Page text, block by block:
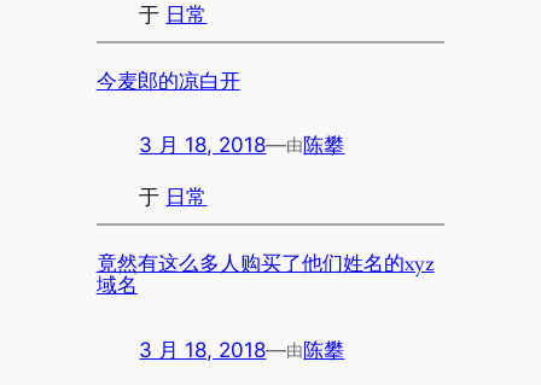
于 日常
今麦郎的凉白开
3 月 18, 2018—由陈攀
于 日常
竟然有这么多人购买了他们姓名的xyz
域名
3 月 18, 2018—由陈攀